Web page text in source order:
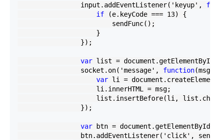
                input.addEventListener(
' keyup' ,
if (e.keyCode === 13) {
                        sendFunc();
                    }
                });
var list = document.getElementById(
                socket.on(
'message' , function(msg)
var li =
                    li.innerHTML
= msg;
list.insertBefore(li,
                });
var btn = document.getElementById(
                btn.addEventListener(
' click' ,